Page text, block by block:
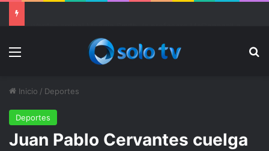
Menu
Inicio / Deportes
Deportes
Juan Pablo Cervantes cuelga